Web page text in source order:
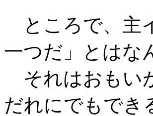
ところで、主
一つだ」とはな
それはおもい
だれにでもでき